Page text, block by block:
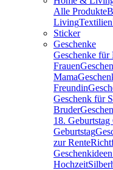
Alle Produkte
LivingTextilien
Sticker
Geschenke
Geschenke für
Frauen
Mama
Freundin
Geschenk für
Bruder
18. Geburtstag
Geburtstag
zur Rente
Hochzeit